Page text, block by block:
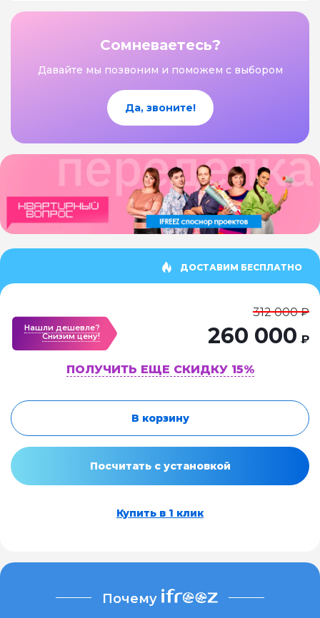
Сомневаетесь?
Давайте мы позвоним и поможем с выбором
Да, звоните!
ДОСТАВИМ БЕСПЛАТНО
Нашли дешевле?
Cнизим цену!
312 000 ₽
260 000 ₽
ПОЛУЧИТЬ ЕЩЕ СКИДКУ 15%
В корзину
Посчитать с установкой
Купить в 1 клик
Почему